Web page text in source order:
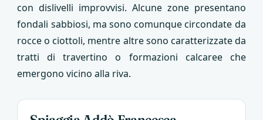
con dislivelli improvvisi. Alcune zone presentano
fondali sabbiosi, ma sono comunque circondate da
rocce o ciottoli, mentre altre sono caratterizzate da
tratti di travertino o formazioni calcaree che
emergono vicino alla riva.